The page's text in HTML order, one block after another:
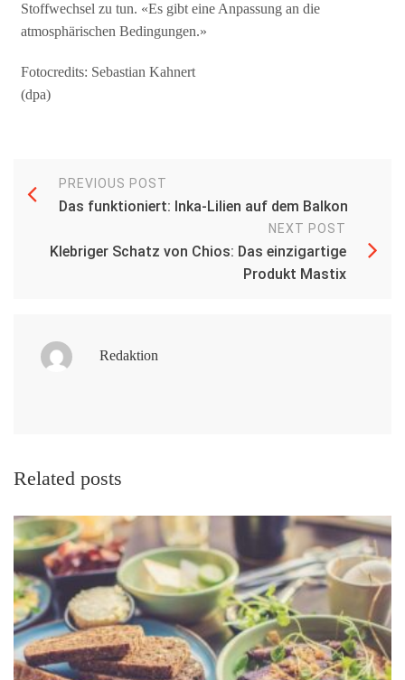
Stoffwechsel zu tun. «Es gibt eine Anpassung an die
atmosphärischen Bedingungen.»
Fotocredits: Sebastian Kahnert
(dpa)
PREVIOUS POST
Das funktioniert: Inka-Lilien auf dem Balkon
NEXT POST
Klebriger Schatz von Chios: Das einzigartige
Produkt Mastix
Redaktion
Related posts